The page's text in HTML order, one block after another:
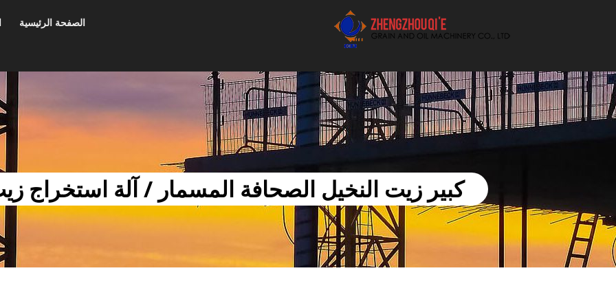
أفضل بيع آلة الزيوت النباتية الموردون
الصفحة الرئيسية
كبير زيت النخيل الصحافة المسمار / آلة استخراج